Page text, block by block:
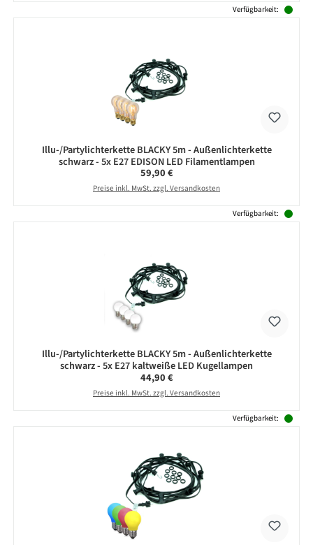
Verfügbarkeit:
Illu-/Partylichterkette BLACKY 5m - Außenlichterkette
schwarz - 5x E27 EDISON LED Filamentlampen
Regulärer Preis:
59,90 €
Preise inkl. MwSt. zzgl. Versandkosten
Verfügbarkeit:
Illu-/Partylichterkette BLACKY 5m - Außenlichterkette
schwarz - 5x E27 kaltweiße LED Kugellampen
Regulärer Preis:
44,90 €
Preise inkl. MwSt. zzgl. Versandkosten
Verfügbarkeit: